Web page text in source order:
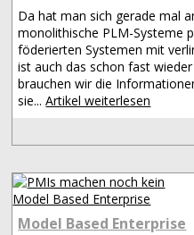
Da hat man sich gerade mal
monolithische PLM-Systeme
föderierten Systemen mit
ist auch das schon fast
brauchen wir die
sie...Artikel weiterlesen
Model Based Enterprise